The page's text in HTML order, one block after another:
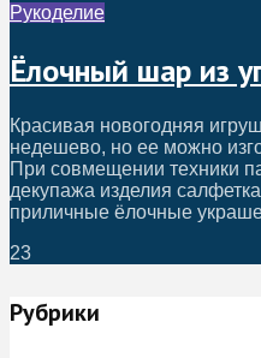
Рукоделие
Ёлочный шар из
Красивая новогодняя
недешево, но ее можно
При совмещении техники
декупажа изделия
приличные ёлочные
23
Рубрики